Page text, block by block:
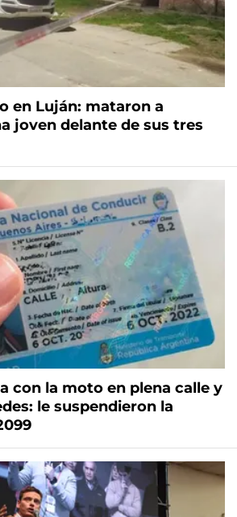
en Luján: mataron a
joven delante de sus tres
con la moto en plena calle y
le suspendieron la